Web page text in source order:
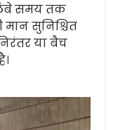
समय तक
सुनिश्चित
या बैच